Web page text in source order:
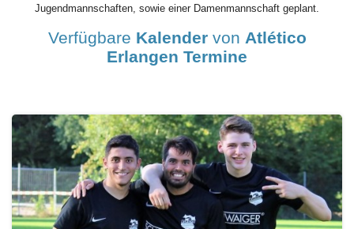
Jugendmannschaften, sowie einer Damenmannschaft geplant.
Verfügbare Kalendervon Atlético
Erlangen Termine